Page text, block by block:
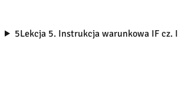
5Lekcja 5. Instrukcja warunkowa IF cz. I